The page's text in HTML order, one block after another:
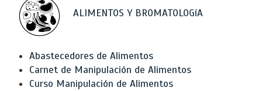
ALIMENTOS Y BROMATOLOGíA
Abastecedores de Alimentos
Carnet de Manipulación de Alimentos
Curso Manipulación de Alimentos